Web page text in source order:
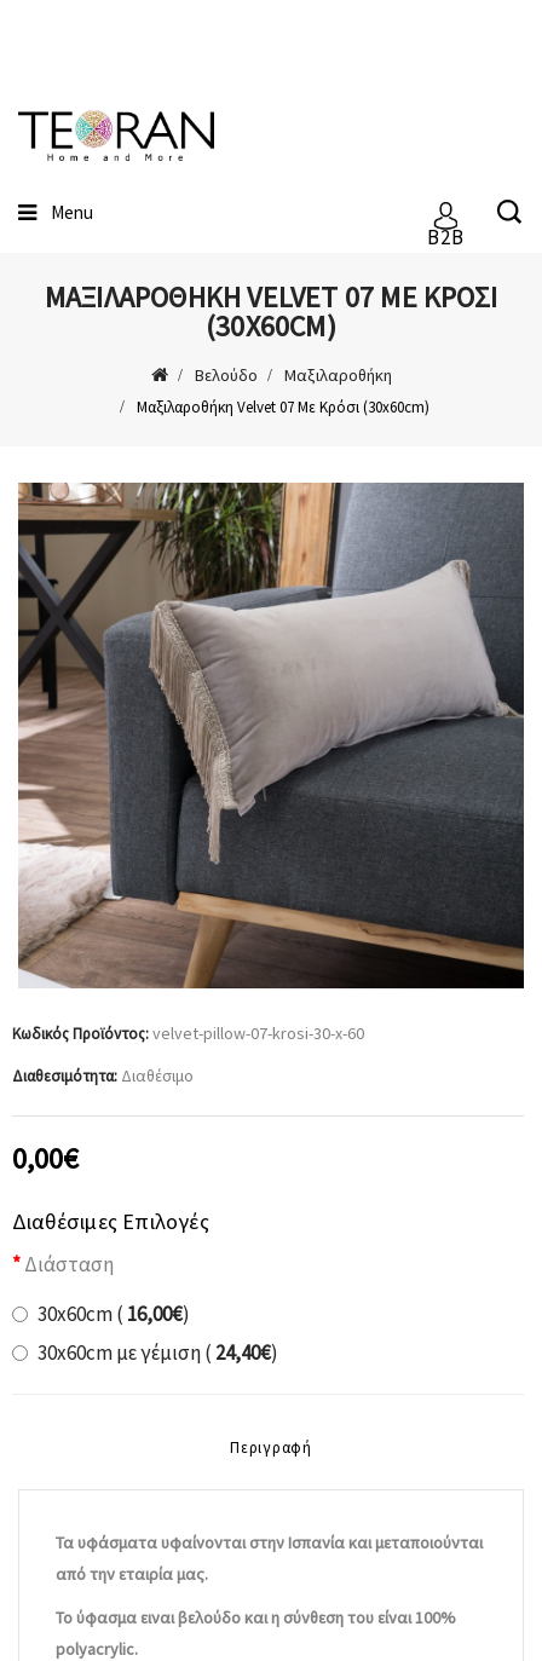
B2B
Menu
ΜΑΞΙΛΑΡΟΘΉΚΗ VELVET 07 ΜΕ ΚΡΌΣΙ
(30X60CM)
Βελούδο Μαξιλαροθήκη
Μαξιλαροθήκη Velvet 07 Με Κρόσι (30x60cm)
Κωδικός Προϊόντος:velvet-pillow-07-krosi-30-x-60
Διαθεσιμότητα: Διαθέσιμο
0,00€
Διαθέσιμες Επιλογές
Διάσταση
30x60cm ( 16,00€)
30x60cm με γέμιση ( 24,40€)
Περιγραφή
Τα υφάσματα υφαίνονται στην Ισπανία και μεταποιούνται
από την εταιρία μας.
Το ύφασμα ειναι βελούδο και η σύνθεση του είναι 100%
polyacrylic.